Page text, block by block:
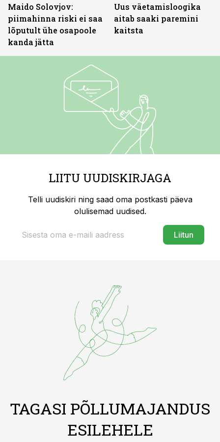
Maido Solovjov:
piimahinna riski ei saa
lõputult ühe osapoole
kanda jätta
Uus väetamisloogika
aitab saaki paremini
kaitsta
LIITU UUDISKIRJAGA
Telli uudiskiri ning saad oma postkasti päeva
olulisemad uudised.
Liitun
TAGASI PÕLLUMAJANDUS
ESILEHELE